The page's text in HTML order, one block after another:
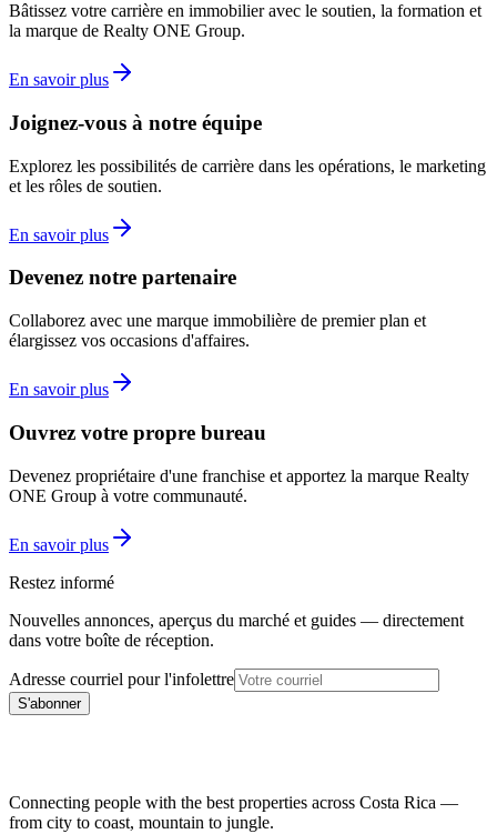
Bâtissez votre carrière en immobilier avec le soutien, la formation et
la marque de Realty ONE Group.
En savoir plus
Joignez-vous à notre équipe
Explorez les possibilités de carrière dans les opérations, le marketing
et les rôles de soutien.
En savoir plus
Devenez notre partenaire
Collaborez avec une marque immobilière de premier plan et
élargissez vos occasions d'affaires.
En savoir plus
Ouvrez votre propre bureau
Devenez propriétaire d'une franchise et apportez la marque Realty
ONE Group à votre communauté.
En savoir plus
Restez informé
Nouvelles annonces, aperçus du marché et guides — directement
dans votre boîte de réception.
Adresse courriel pour l'infolettre
S'abonner
Connecting people with the best properties across Costa Rica —
from city to coast, mountain to jungle.